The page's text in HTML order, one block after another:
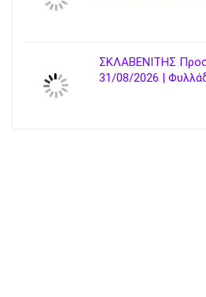
ΣΚΛΑΒΕΝΙΤΗΣ
31/08/2026 |